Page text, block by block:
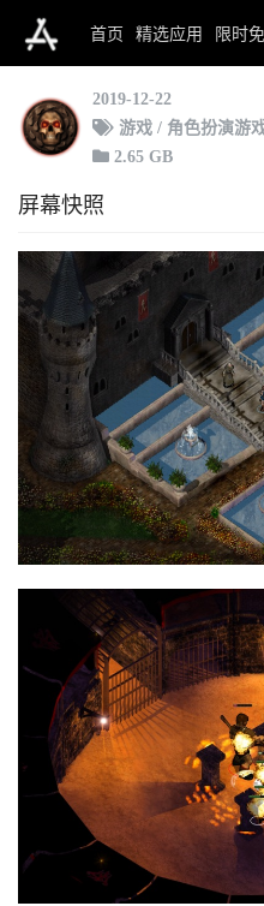
首页 精选应用 限时
Baldur's Gate
2019-12-22
游戏 / 角色扮演游
2.65 GB
屏幕快照